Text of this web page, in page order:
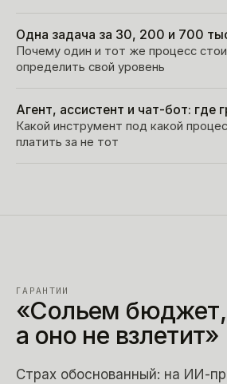
Одна задача за 30, 200 и 700
Почему один и тот же процесс
определить свой уровень
Агент, ассистент и чат-бот: где
Какой инструмент под какой
платить за не тот
ГАРАНТИИ
«Сольем бюджет,
а оно не взлетит»
Страх обоснованный: на ИИ-